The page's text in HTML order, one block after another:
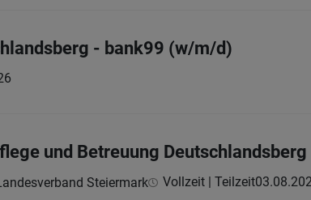
- bank99 (w/m/d)
und Betreuung Deutschlandsberg
Steiermark Vollzeit | Teilzeit